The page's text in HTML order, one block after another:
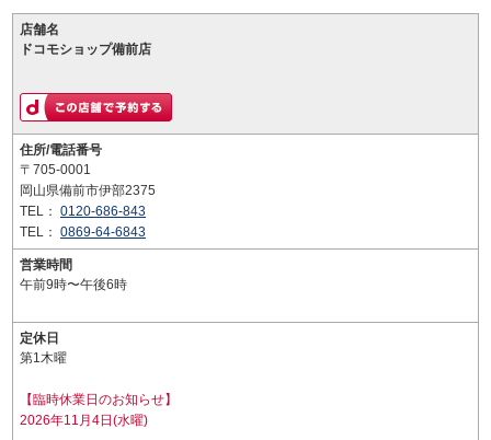
店舗名
ドコモショップ備前店
住所/電話番号
〒705-0001
岡山県備前市伊部2375
TEL： 0120-686-843
TEL： 0869-64-6843
営業時間
午前9時〜午後6時
定休日
第1木曜
【臨時休業日のお知らせ】
2026年11月4日(水曜)